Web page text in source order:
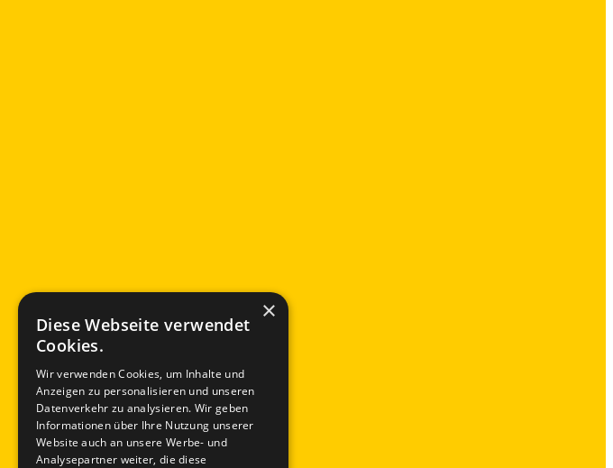
×
Diese Webseite verwendet
Cookies.
Wir verwenden Cookies, um Inhalte und
Anzeigen zu personalisieren und unseren
Datenverkehr zu analysieren. Wir geben
Informationen über Ihre Nutzung unserer
Website auch an unsere Werbe- und
Analysepartner weiter, die diese